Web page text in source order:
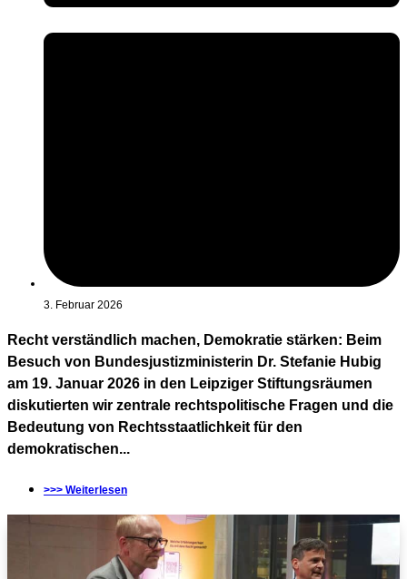
3. Februar 2026
Recht verständlich machen, Demokratie stärken: Beim
Besuch von Bundesjustizministerin Dr. Stefanie Hubig
am 19. Januar 2026 in den Leipziger Stiftungsräumen
diskutierten wir zentrale rechtspolitische Fragen und die
Bedeutung von Rechtsstaatlichkeit für den
demokratischen...
>>> Weiterlesen